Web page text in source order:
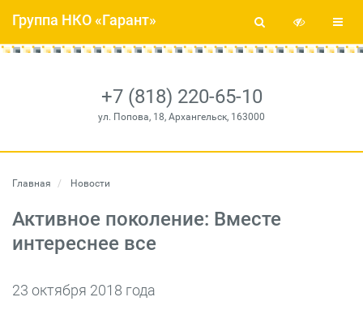
+7 (818) 220-65-10
ул. Попова, 18, Архангельск, 163000
Группа НКО «Гарант»
Главная Новости
Активное поколение: Вместе
интереснее все
23 октября 2018 года